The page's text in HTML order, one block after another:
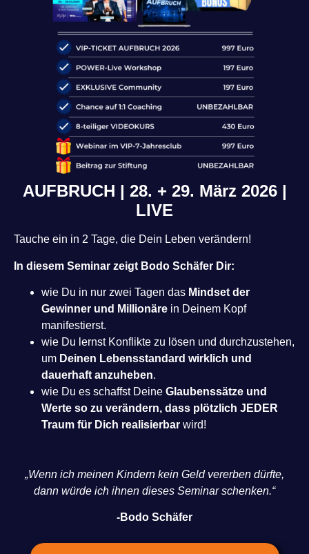
AUFBRUCH | 28. + 29. März 2026 |
LIVE
Tauche ein in 2 Tage, die Dein Leben verändern!
In diesem Seminar zeigt Bodo Schäfer Dir:
wie Du in nur zwei Tagen das Mindset der
Gewinner und Millionäre in Deinem Kopf
manifestierst.
wie Du lernst Konflikte zu lösen und durchzustehen,
um Deinen Lebensstandard wirklich und
dauerhaft anzuheben.
wie Du es schaffst Deine Glaubenssätze und
Werte so zu verändern, dass plötzlich JEDER
Traum für Dich realisierbar wird!
„Wenn ich meinen Kindern kein Geld vererben dürfte,
dann würde ich ihnen dieses Seminar schenken.“
-Bodo Schäfer